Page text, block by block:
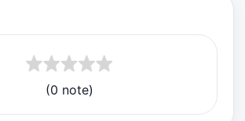
(0 note)